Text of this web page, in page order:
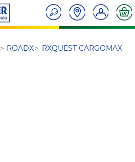
ROADX
RXQUEST CARGOMAX